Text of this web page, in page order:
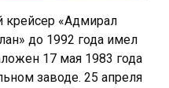
«Адмирал
до 1992 года имел
17 мая 1983 года
заводе. 25 апреля